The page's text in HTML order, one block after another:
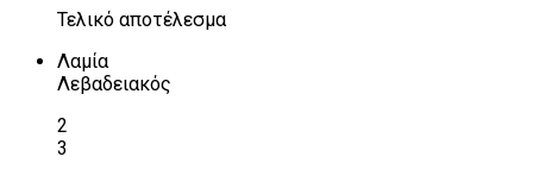
Τελικό αποτέλεσμα
Λαμία
Λεβαδειακός
2
3